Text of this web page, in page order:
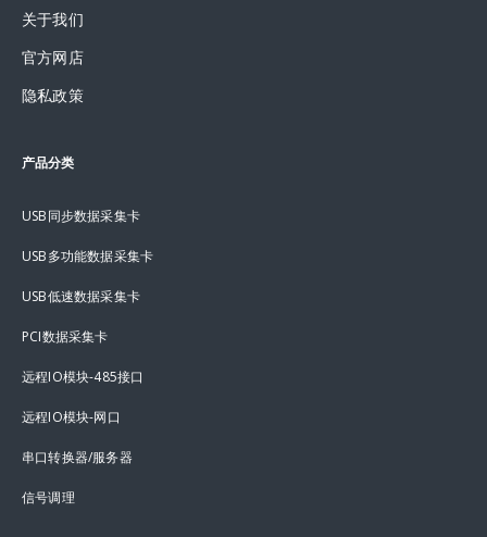
关于我们
官方网店
隐私政策
产品分类
USB同步数据采集卡
USB多功能数据采集卡
USB低速数据采集卡
PCI数据采集卡
远程IO模块-485接口
远程IO模块-网口
串口转换器/服务器
信号调理